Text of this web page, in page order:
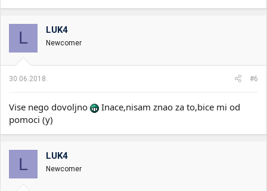
L LUK4
Newcomer
30.06.2018. #6
Vise nego dovoljno
Inace,nisam znao za to,bice mi od
pomoci (y)
L LUK4
Newcomer